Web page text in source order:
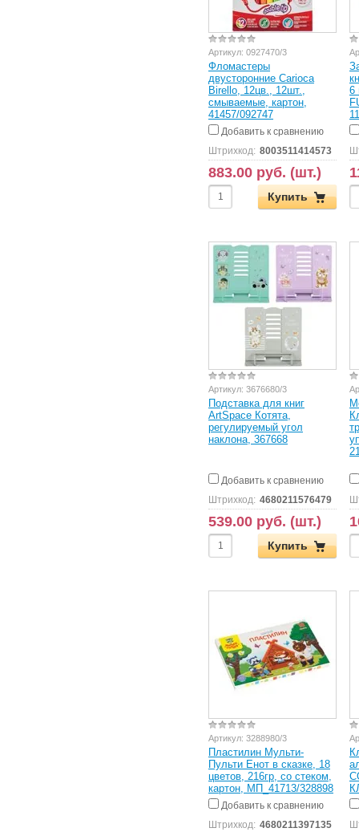
Артикул: 0927470/3
Фломастеры
двусторонние Carioca
Birello, 12цв., 12шт.,
смываемые, картон,
41457/092747
Добавить к сравнению
Штрихкод: 8003511414573
883.00 руб. (шт.)
Купить
6
Артикул: 3676680/3
Подставка для книг
ArtSpace Котята,
регулируемый угол
наклона, 367668
Добавить к сравнению
Штрихкод: 4680211576479
539.00 руб. (шт.)
Купить
Артикул: 3288980/3
Пластилин Мульти-
Пульти Енот в сказке, 18
цветов, 216гр, со стеком,
картон, МП_41713/328898
Добавить к сравнению
Штрихкод: 4680211397135